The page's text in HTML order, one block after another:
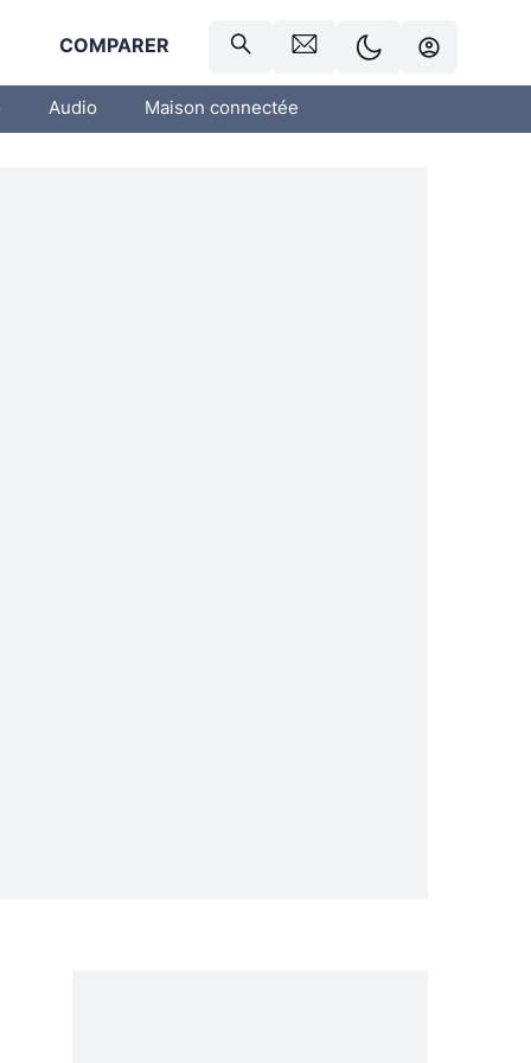
COMPARER
Audio Maison connectée